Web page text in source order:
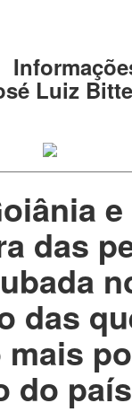
Luiz
das
das
do